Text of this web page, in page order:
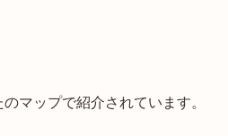
マップで紹介されています。